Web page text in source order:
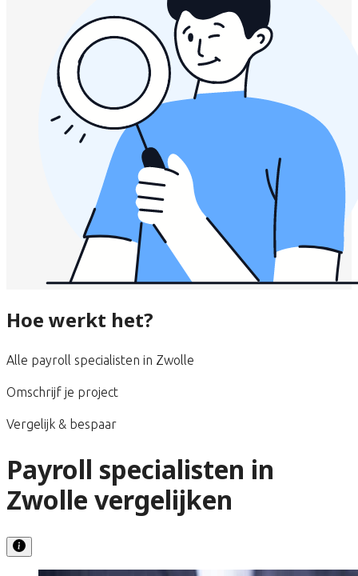
Hoe werkt het?
Alle payroll specialisten in Zwolle
Omschrijf je project
Vergelijk & bespaar
Payroll specialisten in
Zwolle vergelijken